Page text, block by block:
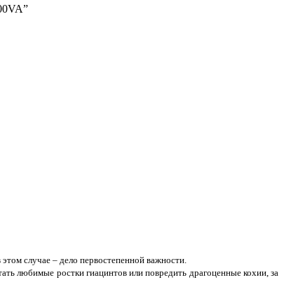
случае – дело первостепенной важности.
любимые ростки гиацинтов или повредить драгоценные кохии, за